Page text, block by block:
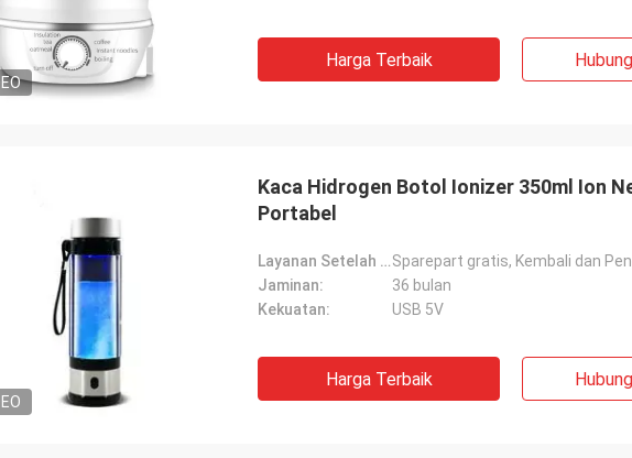
Harga Terbaik
Kaca Hidrogen Botol Ionizer 350ml Ion
Portabel
Layanan Setelah Penjualan:Sparepart gratis, Kembali dan
Jaminan:
36 bulan
Kekuatan:
USB 5V
Harga Terbaik